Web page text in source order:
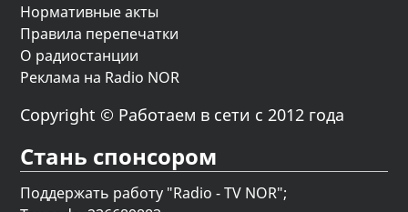
Нормативные акты
Правила перепечатки
О радиостанции
Реклама на Radio NOR
Copyright © Работаем в сети с 2012 года
Стань спонсором
Поддержать работу "Radio - TV NOR";